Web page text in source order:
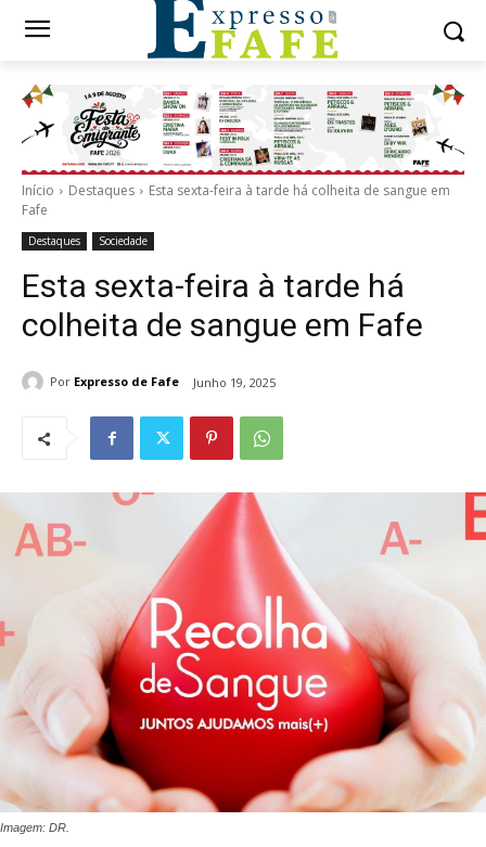
Início Destaques
Esta sexta-feira à tarde há colheita de sangue em
Fafe
Destaques Sociedade
Esta sexta-feira à tarde há
colheita de sangue em Fafe
Por Expresso de Fafe Junho 19, 2025
Imagem: DR.